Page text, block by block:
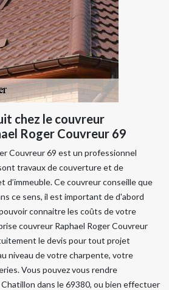
chez le couvreur
Roger Couvreur 69
Couvreur 69 est un professionnel
travaux de couverture et de
d’immeuble. Ce couvreur conseille que
ce sens, il est important de d'abord
connaitre les coûts de votre
couvreur Raphael Roger Couvreur
le devis pour tout projet
niveau de votre charpente, votre
Vous pouvez vous rendre
dans le 69380, ou bien effectuer